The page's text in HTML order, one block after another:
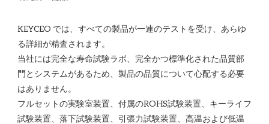
KEYCEO では、すべての製品が一連のテストを受け、あらゆ
る詳細が精査されます。
当社には完全な寿命試験ラボ、完全かつ標準化された品質部
門とシステムがあるため、製品の品質について心配する必要
はありません。
フルセットの実験室装置、付属のROHS試験装置、キーライフ
試験装置、落下試験装置、引張力試験装置、高温および低温